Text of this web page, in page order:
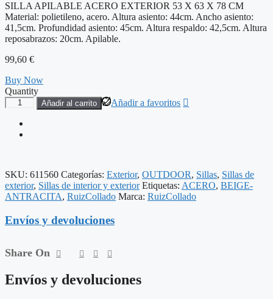
SILLA APILABLE ACERO EXTERIOR 53 X 63 X 78 CM
Material: polietileno, acero. Altura asiento: 44cm. Ancho asiento:
41,5cm. Profundidad asiento: 45cm. Altura respaldo: 42,5cm. Altura
reposabrazos: 20cm. Apilable.
99,60 €
Buy Now
Quantity
SILLA
APILABLE
ACERO
EXTERIOR
X
78
CM
Añadir a favoritos
Añadir al carrito
SKU: 611560 Categorías: Exterior, OUTDOOR, Sillas, Sillas de
exterior, Sillas de interior y exterior Etiquetas: ACERO, BEIGE-
ANTRACITA, RuizCollado Marca: RuizCollado
Envíos y devoluciones
Share On
Envíos y devoluciones